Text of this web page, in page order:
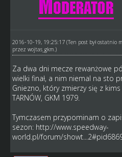
2016-10-19, 19:25:17 (Ten post był ostatnio
przez wojtas_gkm .)
Za dwa dni mecze rewanżowe
wielki finał, a nim niemal na sto
Gniezno, który zmierzy się z kims
TARNÓW, GKM 1979.
Tymczasem przypominam o
sezon: http://www.speedway-
world.pl/forum/